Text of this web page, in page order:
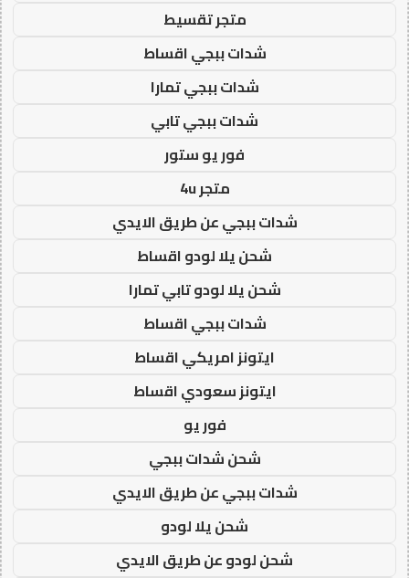
متجر تقسيط
شدات ببجي اقساط
شدات ببجي تمارا
شدات ببجي تابي
فور يو ستور
متجر 4u
شدات ببجي عن طريق الايدي
شحن يلا لودو اقساط
شحن يلا لودو تابي تمارا
شدات ببجي اقساط
ايتونز امريكي اقساط
ايتونز سعودي اقساط
فور يو
شحن شدات ببجي
شدات ببجي عن طريق الايدي
شحن يلا لودو
شحن لودو عن طريق الايدي